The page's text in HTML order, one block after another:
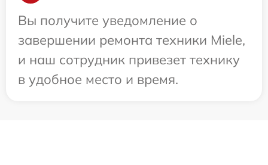
Вы получите уведомление о
завершении ремонта техники Miele,
и наш сотрудник привезет технику
в удобное место и время.